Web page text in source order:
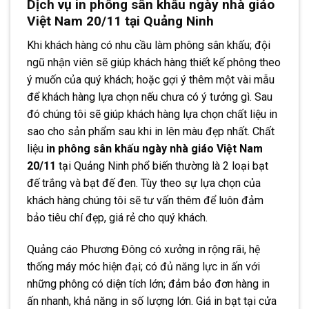
Dịch vụ in phông sân khấu ngày nhà giáo
Việt Nam 20/11 tại Quảng Ninh
Khi khách hàng có nhu cầu làm phông sân khấu; đội
ngũ nhận viên sẽ giúp khách hàng thiết kế phông theo
ý muốn của quý khách; hoặc gợi ý thêm một vài mẫu
để khách hàng lựa chọn nếu chưa có ý tưởng gì. Sau
đó chúng tôi sẽ giúp khách hàng lựa chọn chất liệu in
sao cho sản phẩm sau khi in lên màu đẹp nhất. Chất
liệu in phông sân khấu ngày nhà giáo Việt Nam
20/11 tại Quảng Ninh phổ biến thường là 2 loại bạt
đế trắng và bạt đế đen. Tùy theo sự lựa chọn của
khách hàng chúng tôi sẽ tư vấn thêm để luôn đảm
bảo tiêu chí đẹp, giá rẻ cho quý khách.
Quảng cáo Phương Đông có xưởng in rộng rãi, hệ
thống máy móc hiện đại; có đủ năng lực in ấn với
những phông có diện tích lớn; đảm bảo đơn hàng in
ấn nhanh, khả năng in số lượng lớn. Giá in bạt tại cửa